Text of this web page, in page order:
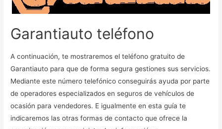
Garantiauto teléfono
A continuación, te mostraremos el teléfono gratuito de
Garantiauto para que de forma segura gestiones sus servicios.
Mediante este número telefónico conseguirás ayuda por parte
de operadores especializados en seguros de vehículos de
ocasión para vendedores. E igualmente en esta guía te
indicaremos las otras formas de contacto que ofrece la